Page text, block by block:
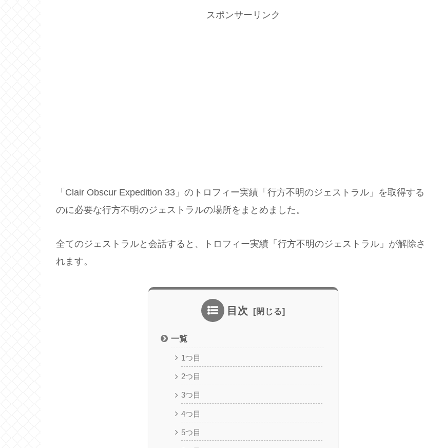
スポンサーリンク
「Clair Obscur Expedition 33」のトロフィー実績「行方不明のジェストラル」を取得する
のに必要な行方不明のジェストラルの場所をまとめました。
全てのジェストラルと会話すると、トロフィー実績「行方不明のジェストラル」が解除さ
れます。
目次
一覧
1つ目
2つ目
3つ目
4つ目
5つ目